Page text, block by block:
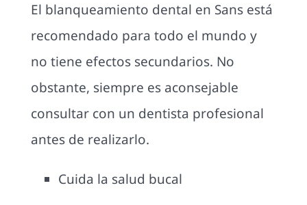
El blanqueamiento dental en Sans está
recomendado para todo el mundo y
no tiene efectos secundarios. No
obstante, siempre es aconsejable
consultar con un dentista profesional
antes de realizarlo.
Cuida la salud bucal